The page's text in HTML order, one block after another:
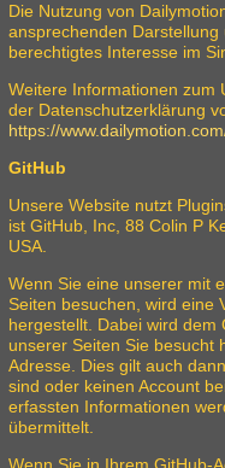
Die Nutzung von
ansprechenden
berechtigtes Interesse im
Weitere Informationen zum
der Datenschutzerklärung
https://
GitHub
Unsere Website nutzt
ist GitHub, Inc, 88 Colin P
USA.
Wenn Sie eine unserer mit
Seiten besuchen, wird eine
hergestellt. Dabei wird dem
unserer Seiten Sie besucht
Adresse. Dies gilt auch
sind oder keinen Account
erfassten Informationen
übermittelt.